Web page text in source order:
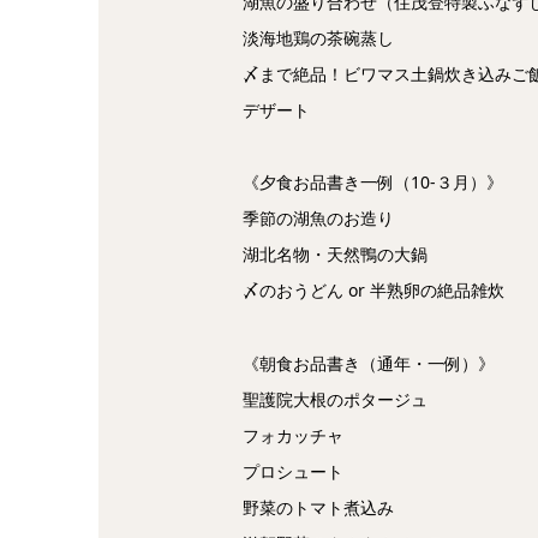
淡海地鶏の茶碗蒸し
〆まで絶品！ビワマス土鍋炊き込み
デザート
《夕食お品書き一例（10-３月）》
季節の湖魚のお造り
湖北名物・天然鴨の大鍋
〆のおうどん or 半熟卵の絶品雑炊
《朝食お品書き（通年・一例）》
聖護院大根のポタージュ
フォカッチャ
プロシュート
野菜のトマト煮込み